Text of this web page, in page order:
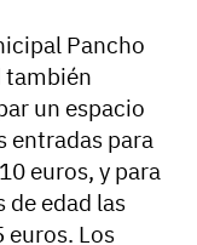
Pancho
también
un espacio
entradas para
euros, y para
de edad las
euros. Los